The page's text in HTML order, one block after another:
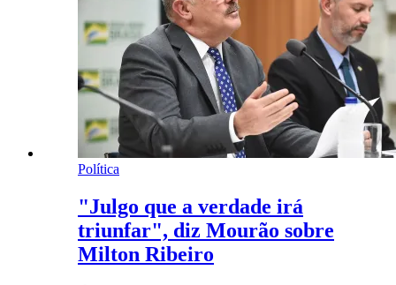
Política
"Julgo que a verdade irá
triunfar", diz Mourão sobre
Milton Ribeiro